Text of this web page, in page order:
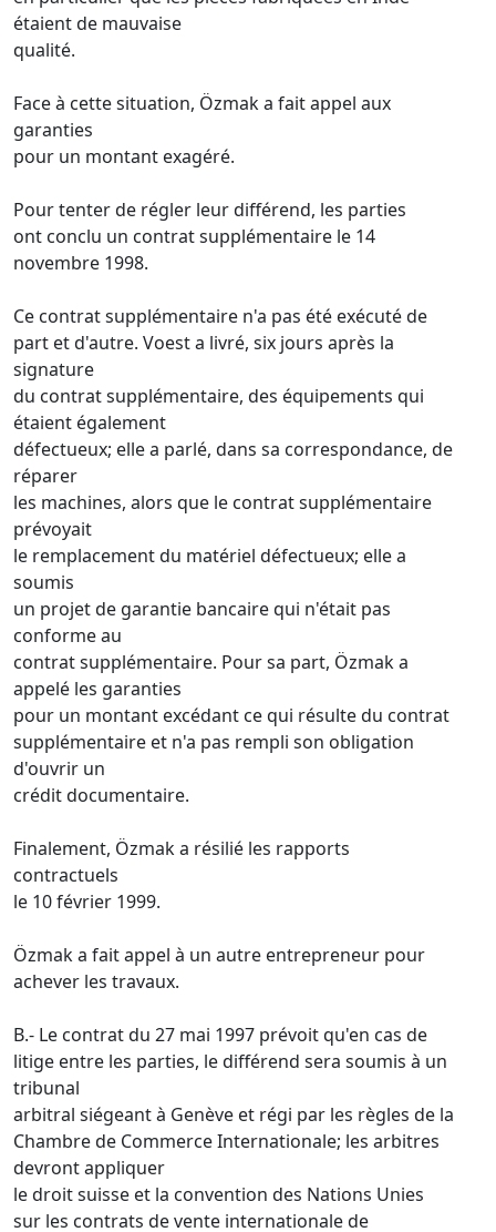
étaient de mauvaise
qualité.
Face à cette situation, Özmak a fait appel aux
garanties
pour un montant exagéré.
Pour tenter de régler leur différend, les parties
ont conclu un contrat supplémentaire le 14
novembre 1998.
Ce contrat supplémentaire n'a pas été exécuté de
part et d'autre. Voest a livré, six jours après la
signature
du contrat supplémentaire, des équipements qui
étaient également
défectueux; elle a parlé, dans sa correspondance, de
réparer
les machines, alors que le contrat supplémentaire
prévoyait
le remplacement du matériel défectueux; elle a
soumis
un projet de garantie bancaire qui n'était pas
conforme au
contrat supplémentaire. Pour sa part, Özmak a
appelé les garanties
pour un montant excédant ce qui résulte du contrat
supplémentaire et n'a pas rempli son obligation
d'ouvrir un
crédit documentaire.
Finalement, Özmak a résilié les rapports
contractuels
le 10 février 1999.
Özmak a fait appel à un autre entrepreneur pour
achever les travaux.
B.- Le contrat du 27 mai 1997 prévoit qu'en cas de
litige entre les parties, le différend sera soumis à un
tribunal
arbitral siégeant à Genève et régi par les règles de la
Chambre de Commerce Internationale; les arbitres
devront appliquer
le droit suisse et la convention des Nations Unies
sur les contrats de vente internationale de